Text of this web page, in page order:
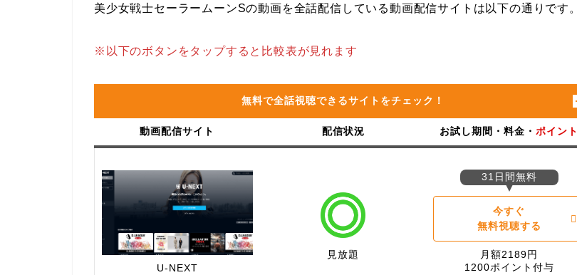
美少女戦士セーラームーンSの動画を全話配信している動画配信サイトは以下の通りです。
※以下のボタンをタップすると比較表が見れます
無料で全話視聴できるサイトをチェック！
動画配信サイト 配信状況 お試し期間・料金・ ポイント
U-NEXT
見放題
31日間無料
今すぐ
無料視聴する
月額2189円
1200ポイント付与